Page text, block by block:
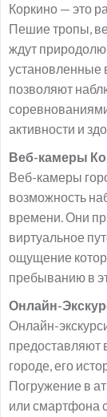
Коркино — это
Пешие тропы,
ждут
установленные
позволяют
активности и
Веб-камеры
Веб-камеры
возможность
времени. Они
виртуальное
ощущение
пребыванию в
Онлайн-
Онлайн-
предоставляют
городе, его
Погружение в
или смартфона